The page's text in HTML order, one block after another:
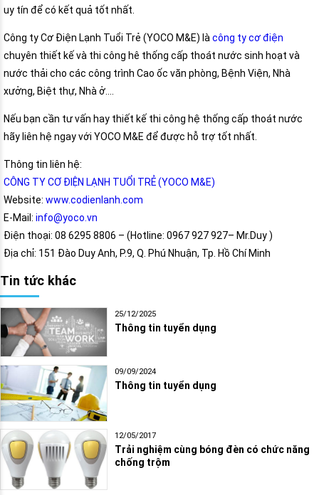
uy tín để có kết quả tốt nhất.
Công ty Cơ Điện Lạnh Tuổi Trẻ (YOCO M&E) là công ty cơ điện
chuyên thiết kế và thi công hê thống cấp thoát nước sinh hoạt và
nước thải cho các công trình Cao ốc văn phòng, Bệnh Viện, Nhà
xưởng, Biệt thự, Nhà ở….
Nếu bạn cần tư vấn hay thiết kế thi công hệ thống cấp thoát nước
hãy liên hệ ngay với YOCO M&E để được hỗ trợ tốt nhất.
Thông tin liên hệ:
CÔNG TY CƠ ĐIỆN LẠNH TUỔI TRẺ (YOCO M&E)
Website: www.codienlanh.com
E-Mail: info@yoco.vn
Điện thoại: 08 6295 8806 – (Hotline: 0967 927 927– Mr.Duy )
Địa chỉ: 151 Đào Duy Anh, P.9, Q. Phú Nhuận, Tp. Hồ Chí Minh
Tin tức khác
25/12/2025
Thông tin tuyển dụng
09/09/2024
Thông tin tuyển dụng
12/05/2017
Trải nghiệm cùng bóng đèn có chức năng
chống trộm